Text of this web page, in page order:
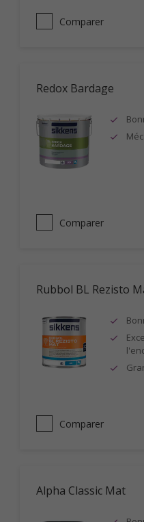
Comparer
Redox Bardage
Comparer
Rubbol BL Rezisto
Comparer
Alpha Classic Mat